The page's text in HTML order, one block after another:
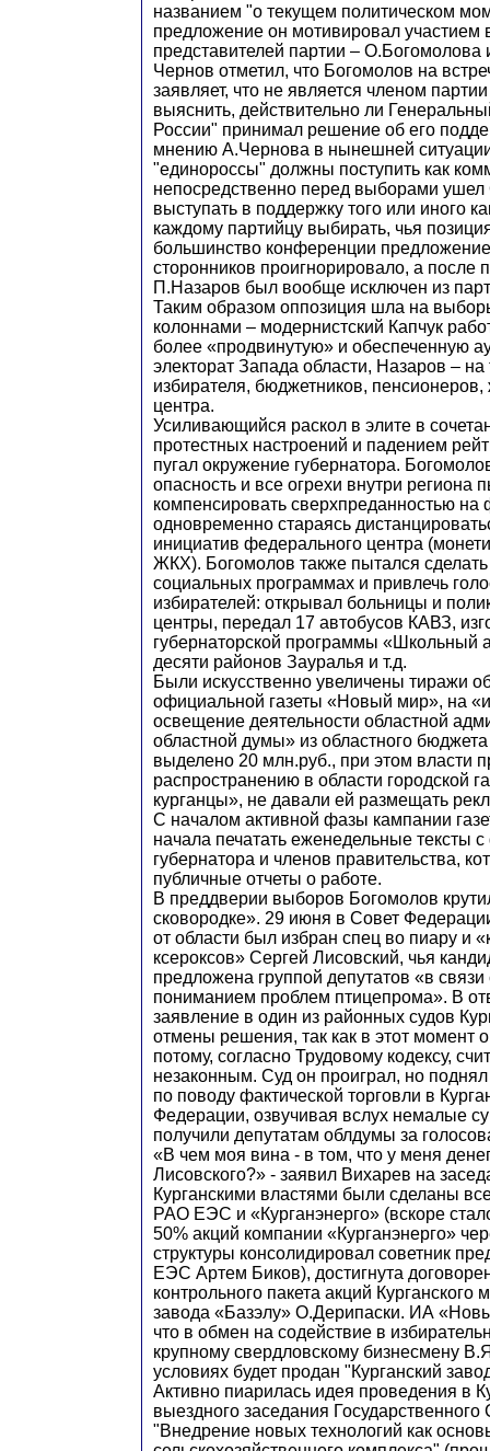
названием "о текущем политическом
предложение он мотивировал участием
представителей партии –
Чернов отметил, что Богомолов на
заявляет, что не является членом
выяснить, действительно ли
России" принимал решение об его
мнению А.Чернова в нынешней ситуации
"единороссы" должны поступить как
непосредственно перед выборами
выступать в поддержку того или иного
каждому партийцу выбирать, чья
большинство конференции
сторонников проигнорировало, а после
П.Назаров был вообще исключен из
Таким образом оппозиция шла на
колоннами – модернистский Капчук
более «продвинутую» и обеспеченную
электорат Запада области, Назаров – на
избирателя, бюджетников, пенсионеров,
центра.
Усиливающийся раскол в элите в
протестных настроений и падением
пугал окружение губернатора.
опасность и все огрехи внутри региона
компенсировать сверхпреданностью
одновременно стараясь
инициатив федерального центра
ЖКХ). Богомолов также пытался сделать
социальных программах и привлечь
избирателей: открывал больницы и
центры, передал 17 автобусов КАВЗ,
губернаторской программы «Школьный
десяти районов Зауралья и т.д.
Были искусственно увеличены тиражи
официальной газеты «Новый мир», на
освещение деятельности областной
областной думы» из областного
выделено 20 млн.руб., при этом власти
распространению в области городской
курганцы», не давали ей размещать
С началом активной фазы кампании
начала печатать еженедельные тексты
губернатора и членов правительства,
публичные отчеты о работе.
В преддверии выборов Богомолов
сковородке». 29 июня в Совет
от области был избран спец во пиару и
ксероксов» Сергей Лисовский, чья
предложена группой депутатов «в связи
пониманием проблем птицепрома». В
заявление в один из районных судов
отмены решения, так как в этот момент
потому, согласно Трудовому кодексу,
незаконным. Суд он проиграл, но
по поводу фактической торговли в
Федерации, озвучивая вслух немалые
получили депутатам облдумы за
«В чем моя вина - в том, что у меня
Лисовского?» - заявил Вихарев на
Курганскими властями были сделаны
РАО ЕЭС и «Курганэнерго» (вскоре
50% акций компании «Курганэнерго»
структуры консолидировал советник
ЕЭС Артем Биков), достигнута
контрольного пакета акций Курганского
завода «Базэлу» О.Дерипаски. ИА
что в обмен на содействие в
крупному свердловскому бизнесмену
условиях будет продан "Курганский
Активно пиарилась идея проведения в
выездного заседания
"Внедрение новых технологий как